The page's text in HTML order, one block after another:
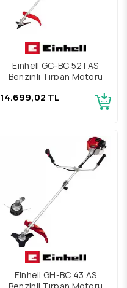
Einhell GC-BC 52 I AS
Benzinli Tırpan Motoru
14.699,02 TL
Einhell GH-BC 43 AS